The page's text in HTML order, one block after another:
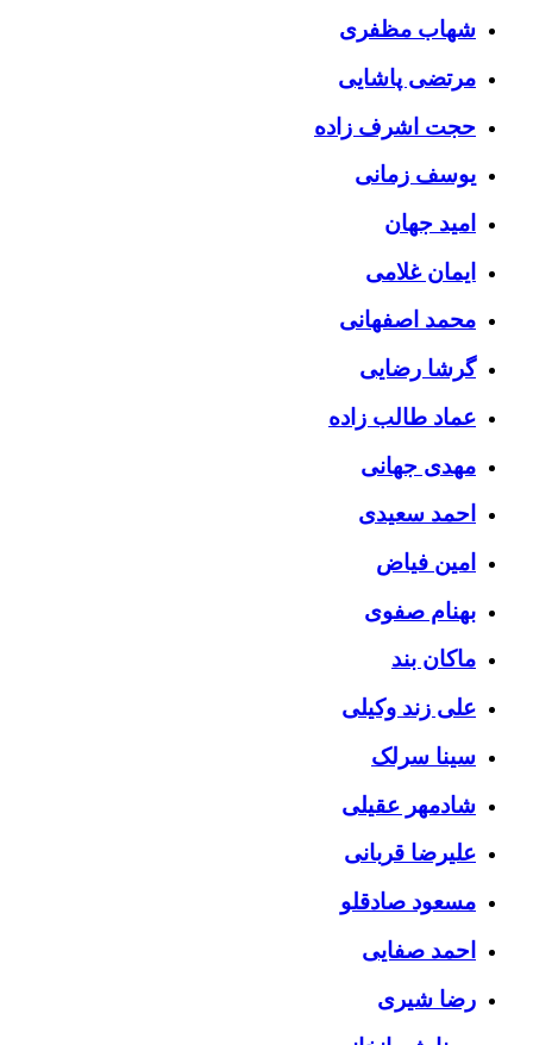
شهاب مظفری
مرتضی پاشایی
حجت اشرف زاده
یوسف زمانی
امید جهان
ایمان غلامی
محمد اصفهانی
گرشا رضایی
عماد طالب زاده
مهدی جهانی
احمد سعیدی
امین فیاض
بهنام صفوی
ماکان بند
علی زند وکیلی
سینا سرلک
شادمهر عقیلی
علیرضا قربانی
مسعود صادقلو
احمد صفایی
رضا شیری